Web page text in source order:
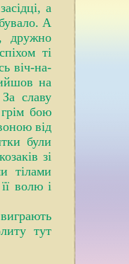
а
А
дружно
ті
віч-на-
на
славу
бою
від
були
зі
тілами
волю і
тут